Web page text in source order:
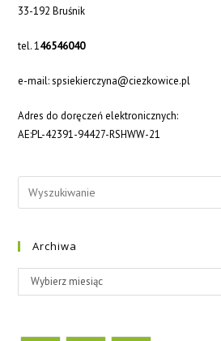
33-192 Bruśnik
tel. 146546040
e-mail: spsiekierczyna@ciezkowice.pl
Adres do doręczeń elektronicznych:
AE:PL-42391-94427-RSHWW-21
Archiwa
Wybierz miesiąc